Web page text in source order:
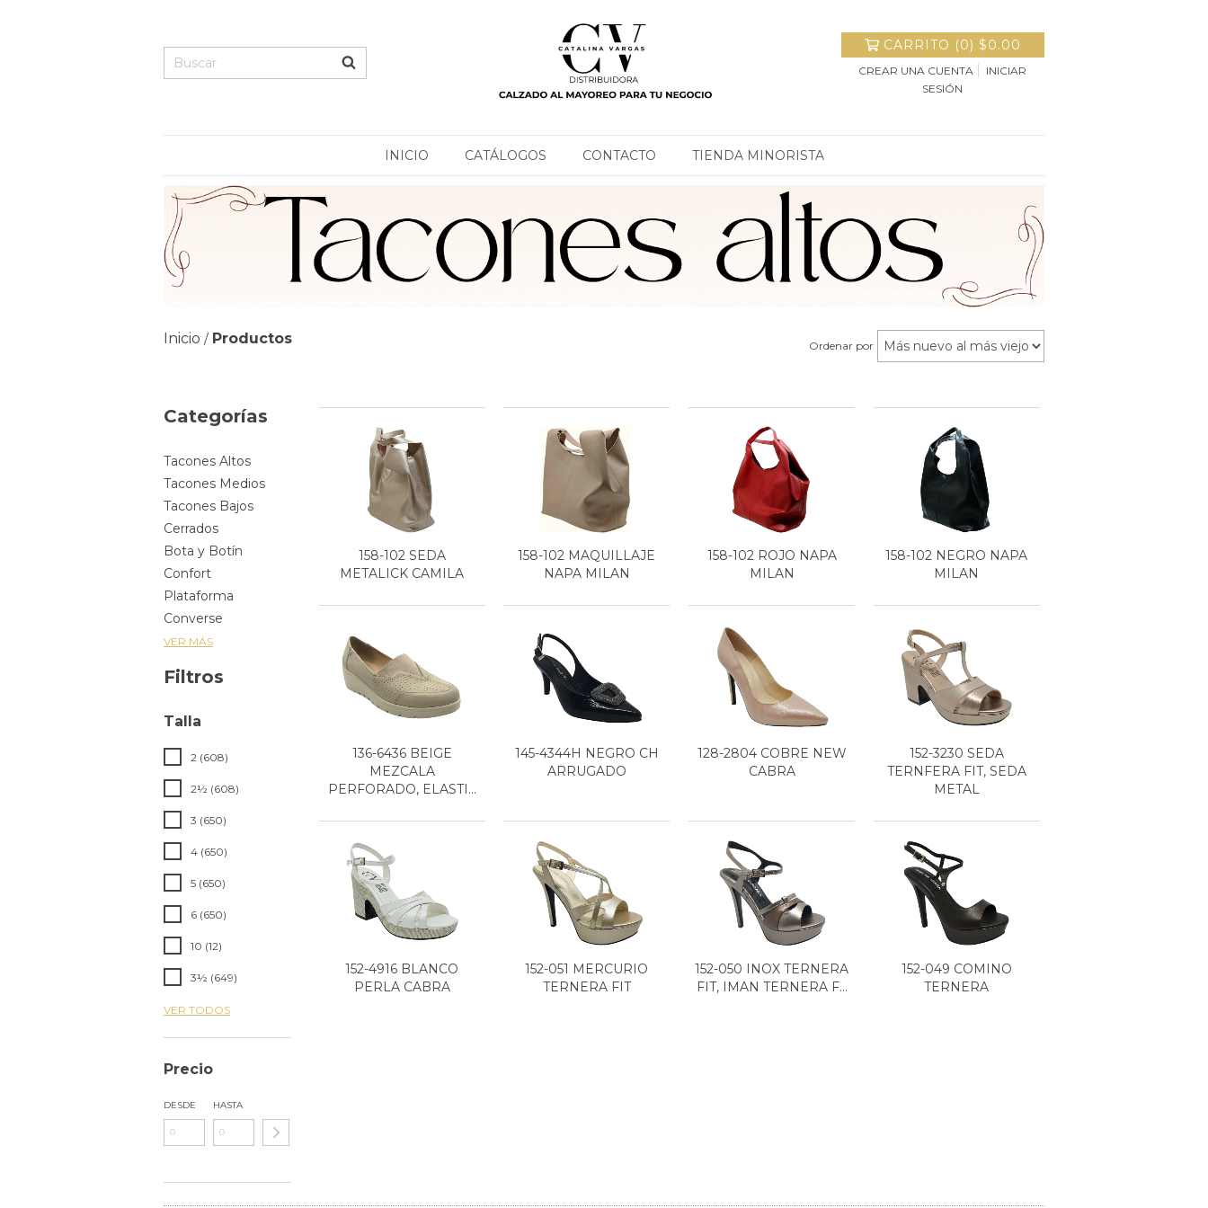
CARRITO (0) $0.00
CREAR UNA CUENTA
INICIAR
SESIÓN
INICIO CATÁLOGOS CONTACTO TIENDA MINORISTA
Inicio / Productos Ordenar por
Categorías
Tacones Altos
Tacones Medios
Tacones Bajos
Cerrados
Bota y Botín
Confort
Plataforma
Converse
VER MÁS
Filtros
Talla
2 (608)
2½ (608)
3 (650)
4 (650)
5 (650)
6 (650)
10 (12)
3½ (649)
VER TODOS
Precio
DESDE HASTA
158-102 SEDA
METALICK CAMILA
158-102 MAQUILLAJE
NAPA MILAN
158-102 ROJO NAPA
MILAN
158-102 NEGRO NAPA
MILAN
136-6436 BEIGE
MEZCALA
PERFORADO, ELASTI...
145-4344H NEGRO CH
ARRUGADO
128-2804 COBRE NEW
CABRA
152-3230 SEDA
TERNFERA FIT, SEDA
METAL
152-4916 BLANCO
PERLA CABRA
152-051 MERCURIO
TERNERA FIT
152-050 INOX TERNERA
FIT, IMAN TERNERA F...
152-049 COMINO
TERNERA